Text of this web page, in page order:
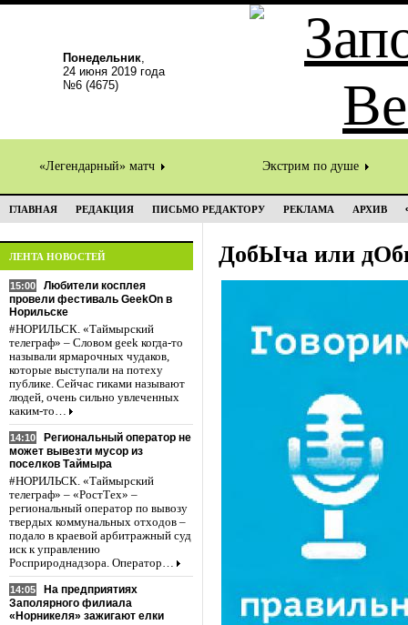
Понедельник,
24 июня 2019 года
№6 (4675)
«Легендарный» матч Экстрим по душе
ГЛАВНАЯ РЕДАКЦИЯ ПИСЬМО РЕДАКТОРУ РЕКЛАМА АРХИВ
ЛЕНТА НОВОСТЕЙ
15:00
Любители косплея
провели фестиваль GeekOn в
Норильске
#НОРИЛЬСК. «Таймырский
телеграф» – Словом geek когда-то
называли ярмарочных чудаков,
которые выступали на потеху
публике. Сейчас гиками называют
людей, очень сильно увлеченных
каким-то…
14:10
Региональный оператор не
может вывезти мусор из
поселков Таймыра
#НОРИЛЬСК. «Таймырский
телеграф» – «РостТех» –
региональный оператор по вывозу
твердых коммунальных отходов –
подало в краевой арбитражный суд
иск к управлению
Росприроднадзора. Оператор…
14:05
На предприятиях
Заполярного филиала
«Норникеля» зажигают елки
ДобЫча или